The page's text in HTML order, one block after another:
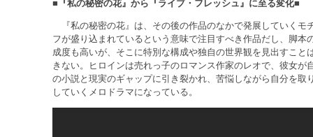
■『私の秘密の花』から『ライブ・フレッシュ』に至る変化■
『私の秘密の花』は、その後の作品のなかで発展していくモ
フが盛り込まれているという意味で注目すべき作品だし、脚本
成度も高いが、そこに特別な構成や独自の世界観を見出すこと
きない。ヒロインは売れっ子のロマンス作家のレオで、彼女が
の小説と現実のギャップに引き裂かれ、苦悩しながら自分を取
していくメロドラマになっている。